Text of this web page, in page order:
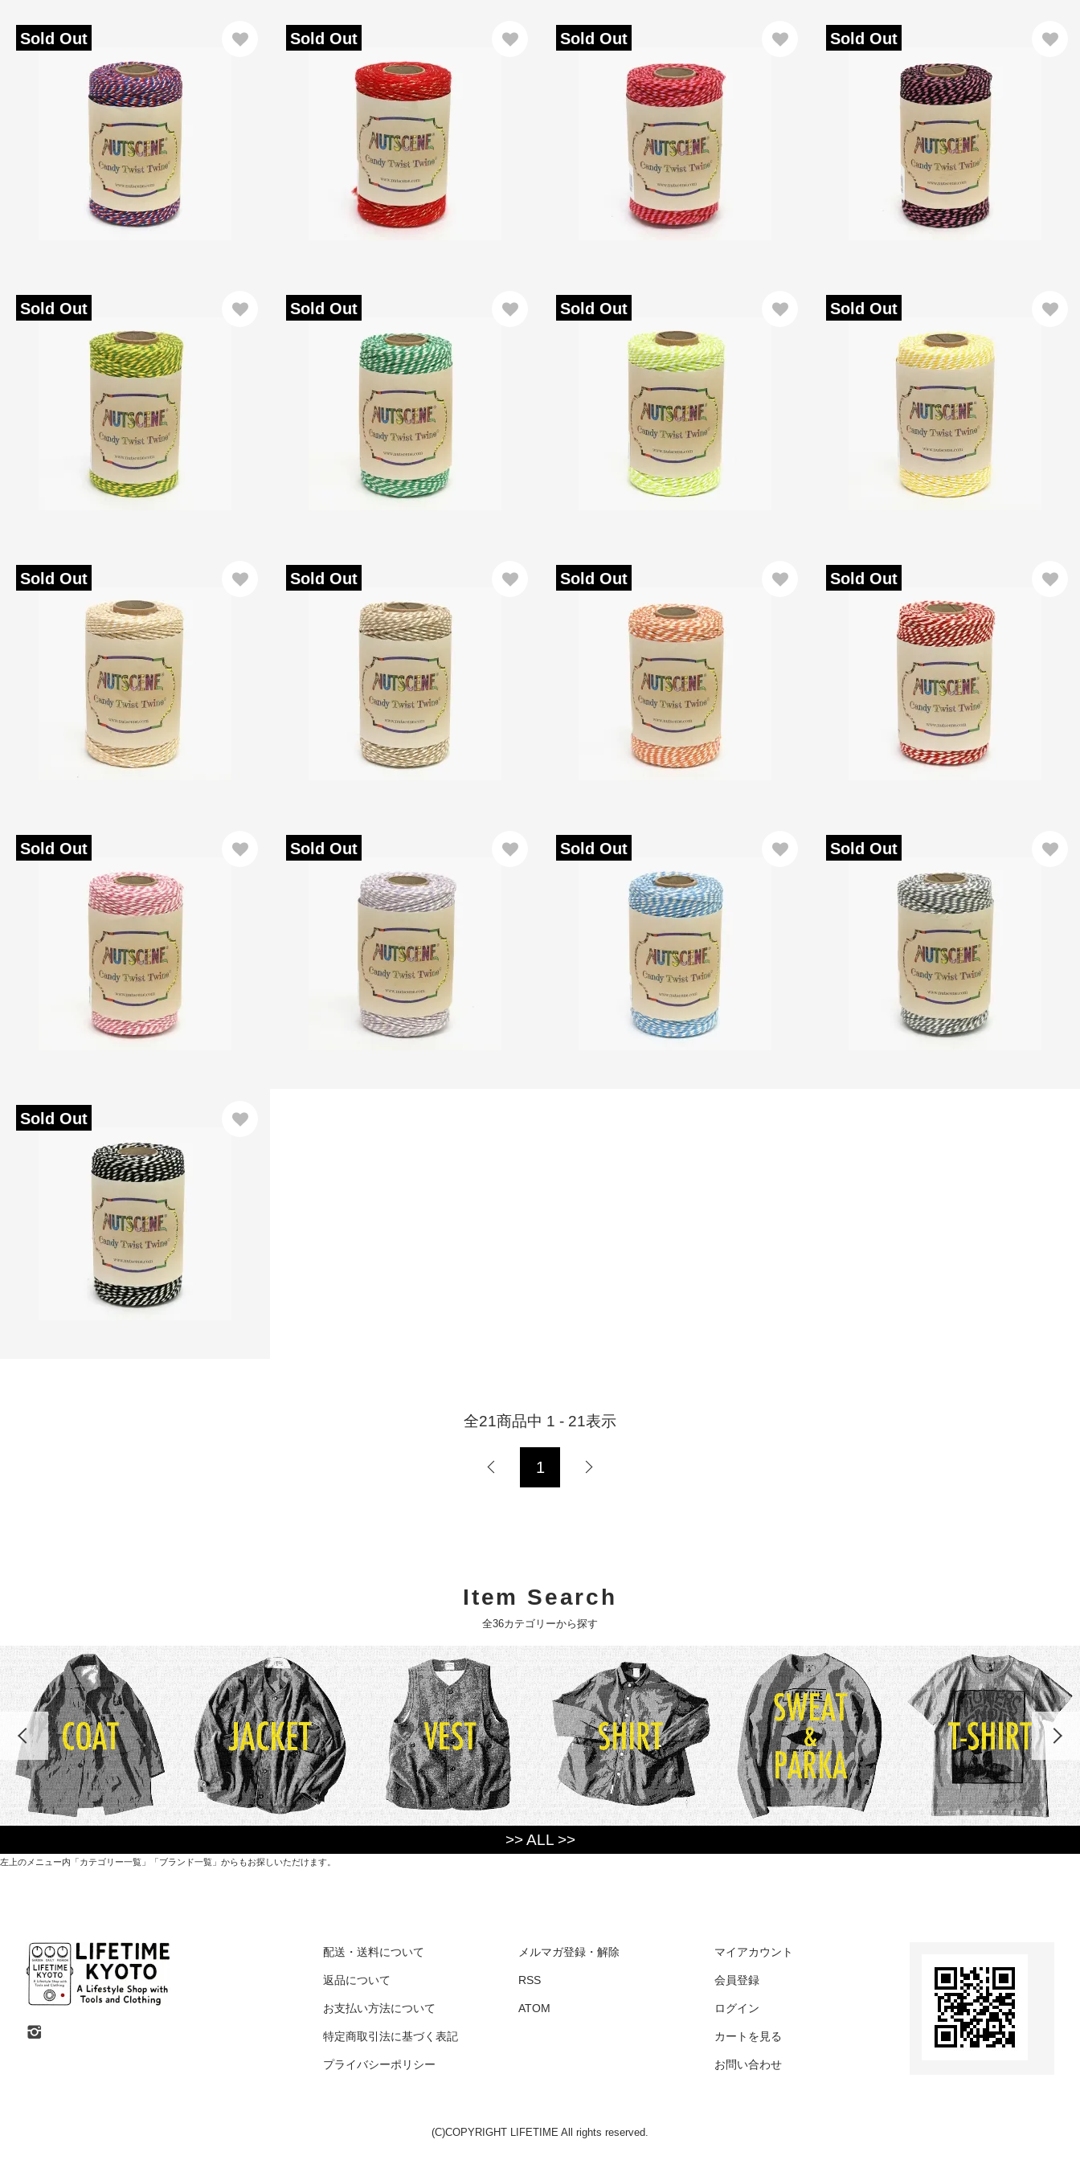
Sold Out Sold Out Sold Out Sold Out
Sold Out Sold Out Sold Out Sold Out
Sold Out Sold Out Sold Out Sold Out
Sold Out Sold Out Sold Out Sold Out
Sold Out
全21商品中 1 - 21表示
1
Item Search
全36カテゴリーから探す
>> ALL >>
左上のメニュー内「カテゴリー一覧」「ブランド一覧」からもお探しいただけます。
オリジナルを含むファッションアイテムが中心の
京都・紫野にあるライフスタイルショップです。
京都府京都市北区紫野上築山町21（1階と2階）
配送・送料について
返品について
お支払い方法について
特定商取引法に基づく表記
プライバシーポリシー
メルマガ登録・解除
RSS
ATOM
マイアカウント
会員登録
ログイン
カートを見る
お問い合わせ
(C)COPYRIGHT LIFETIME All rights reserved.